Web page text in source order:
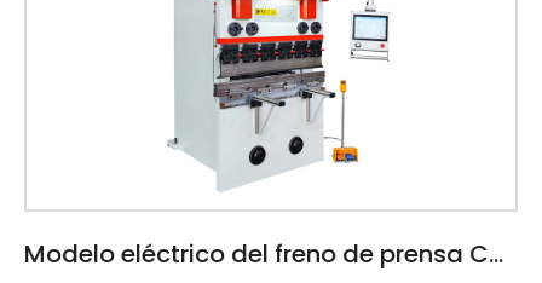
Modelo eléctrico del freno de prensa CNC de WISECUT 40TX1200MM